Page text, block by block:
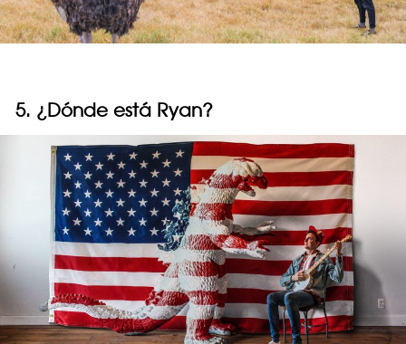
5. ¿Dónde está Ryan?